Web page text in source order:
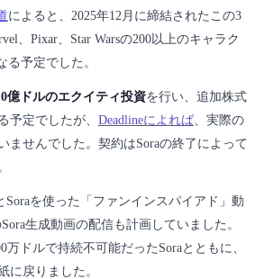
によると、2025年12月に締結されたこの3
、Pixar、Star Warsの200以上のキャラク
る予定でした。
億ドルのエクイティ投資を行い、追加株式
予定でしたが、 Deadlineによれば 、実際の
ませんでした。契約はSoraの終了によって
Soraを使った「ファンインスパイアド」動
生成動画の配信も計画していました。
ドルで持続不可能だったSoraとともに、
に戻りました。